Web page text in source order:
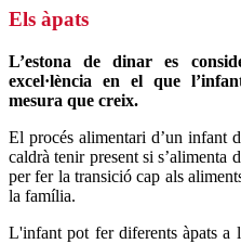
Els àpats
L’estona de dinar es
excel·lència en el que
mesura que creix.
El procés alimentari d’un infant
caldrà tenir present si s’alimenta
per fer la transició cap als
la família.
L'infant pot fer diferents àpats a